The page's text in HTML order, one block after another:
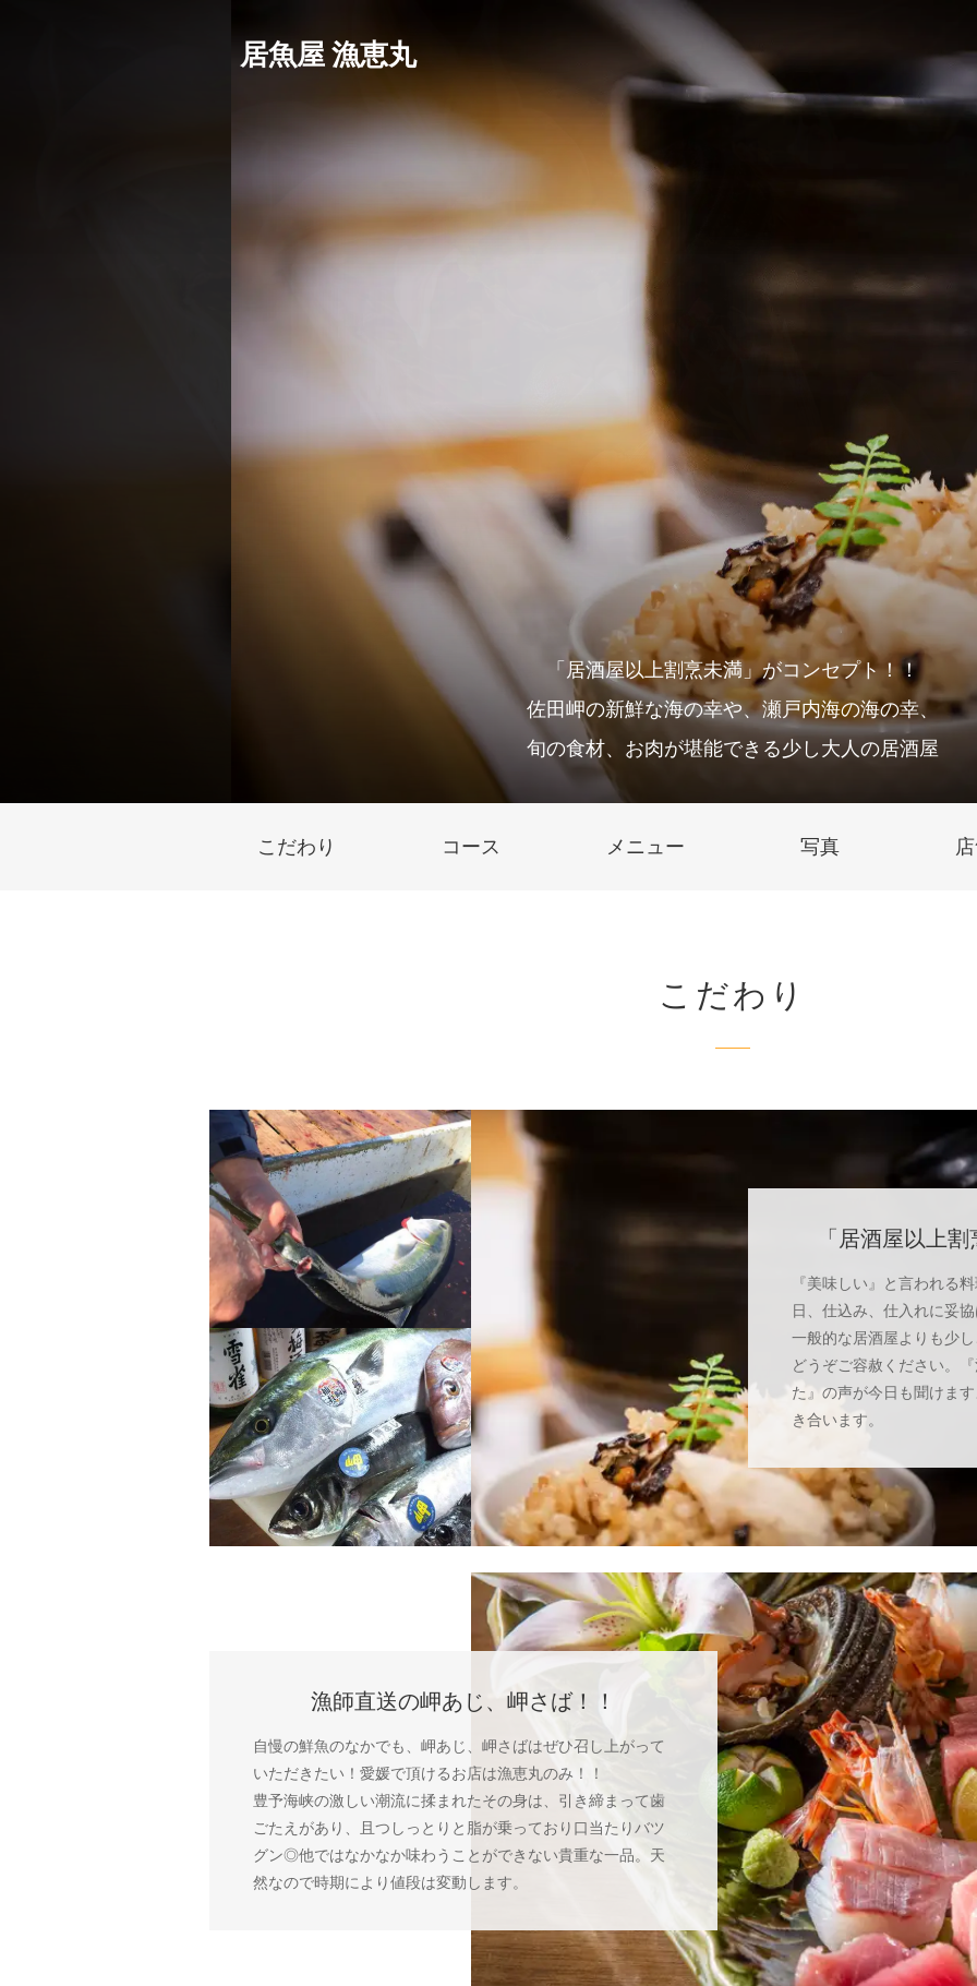
居魚屋 漁恵丸
「居酒屋以上割烹未満」がコンセプト！！
佐田岬の新鮮な海の幸や、瀬戸内海の海の幸、
旬の食材、お肉が堪能できる少し大人の居酒屋
こだわり コース メニュー 写真
こだわり
「居酒屋以上
『美味しい』と言われる
日、仕込み、仕入れに妥
一般的な居酒屋よりも少
どうぞご容赦ください。
た』の声が今日も聞けま
き合います。
漁師直送の岬あじ、岬さば！！
自慢の鮮魚のなかでも、岬あじ、岬さばはぜひ召し上がって
いただきたい！愛媛で頂けるお店は漁恵丸のみ！！
豊予海峡の激しい潮流に揉まれたその身は、引き締まって歯
ごたえがあり、且つしっとりと脂が乗っており口当たりバツ
グン◎他ではなかなか味わうことができない貴重な一品。天
然なので時期により値段は変動します。